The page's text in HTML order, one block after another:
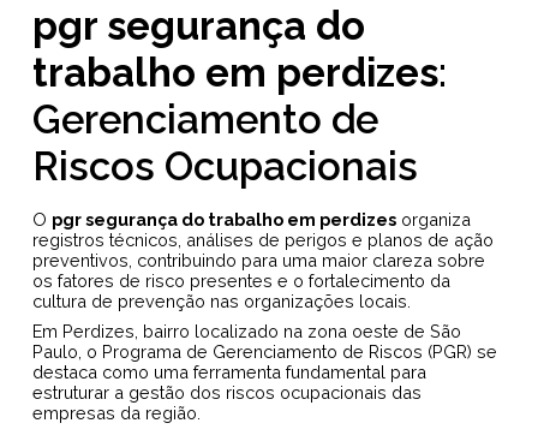
pgr segurança do
trabalho em perdizes:
Gerenciamento de
Riscos Ocupacionais
O pgr segurança do trabalho em perdizes organiza
registros técnicos, análises de perigos e planos de ação
preventivos, contribuindo para uma maior clareza sobre
os fatores de risco presentes e o fortalecimento da
cultura de prevenção nas organizações locais.
Em Perdizes, bairro localizado na zona oeste de São
Paulo, o Programa de Gerenciamento de Riscos (PGR) se
destaca como uma ferramenta fundamental para
estruturar a gestão dos riscos ocupacionais das
empresas da região.